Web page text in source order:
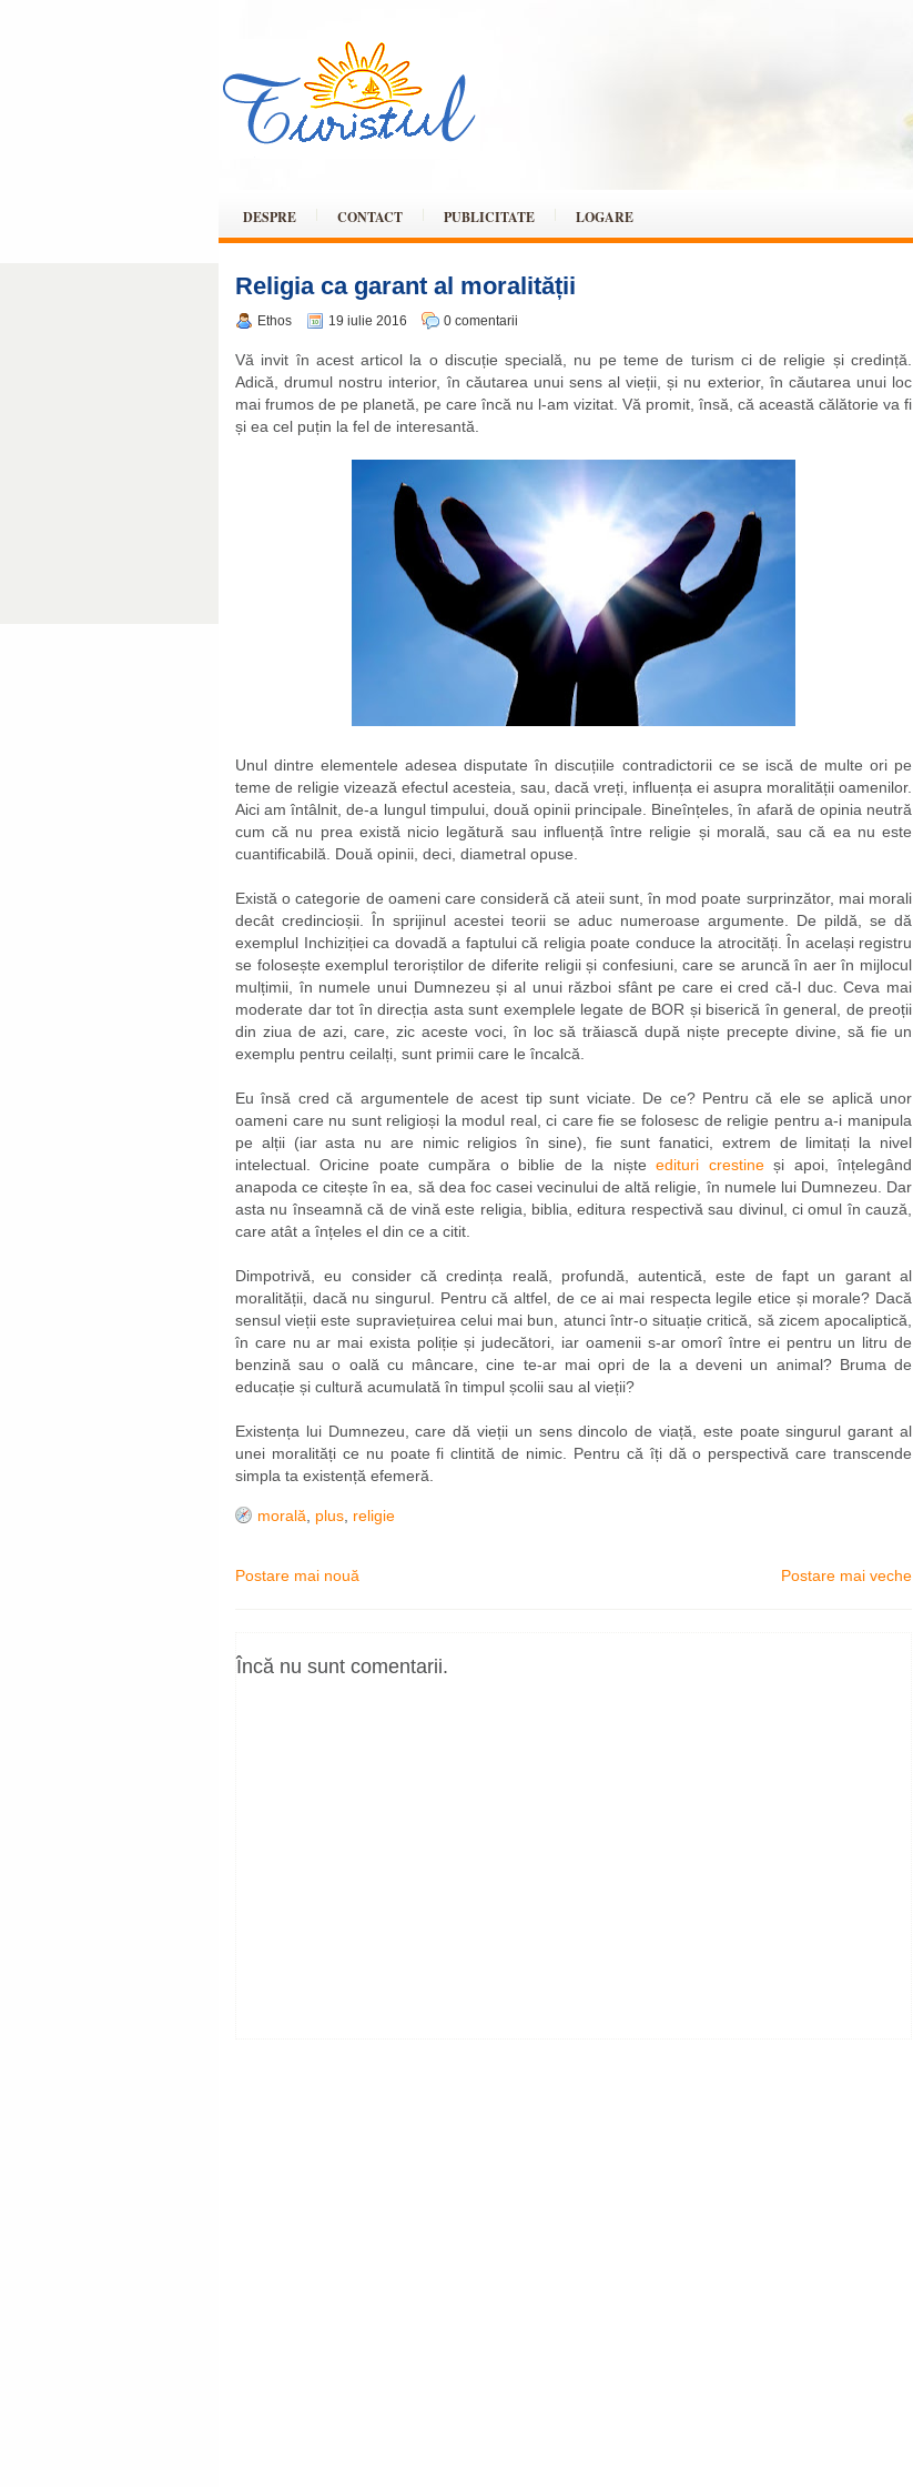
DESPRE CONTACT PUBLICITATE LOGARE
Religia ca garant al moralității
Ethos 19 iulie 2016 0 comentarii
Vă invit în acest articol la o discuție specială, nu pe teme de turism ci de religie și credință.
Adică, drumul nostru interior, în căutarea unui sens al vieții, și nu exterior, în căutarea unui loc
mai frumos de pe planetă, pe care încă nu l-am vizitat. Vă promit, însă, că această călătorie va fi
și ea cel puțin la fel de interesantă.
Unul dintre elementele adesea disputate în discuțiile contradictorii ce se iscă de multe ori pe
teme de religie vizează efectul acesteia, sau, dacă vreți, influența ei asupra moralității oamenilor.
Aici am întâlnit, de-a lungul timpului, două opinii principale. Bineînțeles, în afară de opinia neutră
cum că nu prea există nicio legătură sau influență între religie și morală, sau că ea nu este
cuantificabilă. Două opinii, deci, diametral opuse.
Există o categorie de oameni care consideră că ateii sunt, în mod poate surprinzător, mai morali
decât credincioșii. În sprijinul acestei teorii se aduc numeroase argumente. De pildă, se dă
exemplul Inchiziției ca dovadă a faptului că religia poate conduce la atrocități. În același registru
se folosește exemplul teroriștilor de diferite religii și confesiuni, care se aruncă în aer în mijlocul
mulțimii, în numele unui Dumnezeu și al unui război sfânt pe care ei cred că-l duc. Ceva mai
moderate dar tot în direcția asta sunt exemplele legate de BOR și biserică în general, de preoții
din ziua de azi, care, zic aceste voci, în loc să trăiască după niște precepte divine, să fie un
exemplu pentru ceilalți, sunt primii care le încalcă.
Eu însă cred că argumentele de acest tip sunt viciate. De ce? Pentru că ele se aplică unor
oameni care nu sunt religioși la modul real, ci care fie se folosesc de religie pentru a-i manipula
pe alții (iar asta nu are nimic religios în sine), fie sunt fanatici, extrem de limitați la nivel
intelectual. Oricine poate cumpăra o biblie de la nișteedituri crestineși apoi, înțelegând
anapoda ce citește în ea, să dea foc casei vecinului de altă religie, în numele lui Dumnezeu. Dar
asta nu înseamnă că de vină este religia, biblia, editura respectivă sau divinul, ci omul în cauză,
care atât a înțeles el din ce a citit.
Dimpotrivă, eu consider că credința reală, profundă, autentică, este de fapt un garant al
moralității, dacă nu singurul. Pentru că altfel, de ce ai mai respecta legile etice și morale? Dacă
sensul vieții este supraviețuirea celui mai bun, atunci într-o situație critică, să zicem apocaliptică,
în care nu ar mai exista poliție și judecători, iar oamenii s-ar omorî între ei pentru un litru de
benzină sau o oală cu mâncare, cine te-ar mai opri de la a deveni un animal? Bruma de
educație și cultură acumulată în timpul școlii sau al vieții?
Existența lui Dumnezeu, care dă vieții un sens dincolo de viață, este poate singurul garant al
unei moralități ce nu poate fi clintită de nimic. Pentru că îți dă o perspectivă care transcende
simpla ta existență efemeră.
morală plus religie
Postare mai nouă Postare mai veche
Încă nu sunt comentarii.